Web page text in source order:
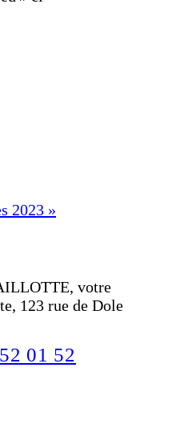
2023 »
01 52